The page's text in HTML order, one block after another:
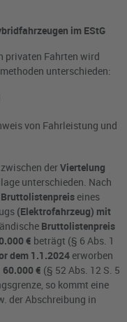
im EStG
privaten Fahrten wird
unterschieden:
von Fahrleistung und
derViertelung
unterschieden. Nach
Bruttolistenpreis eines
(Elektrofahrzeug) mit
Bruttolistenpreis
€ beträgt (§ 6 Abs. 1
dem 1.1.2024 erworben
60.000 € (§ 52 Abs. 12 S. 5
so kommt eine
der Abschreibung in